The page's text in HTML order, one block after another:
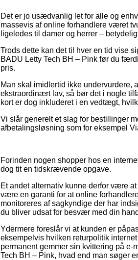
Det er jo usædvanlig let for alle og
massevis af online forhandlere været
ligeledes til damer og herrer –
Trods dette kan det til hver en tid vise
BADU Letty Tech BH – Pink før du
pris.
Man skal imidlertid ikke undervurdere,
ekstraordinært lav, så bør det i nogle
kort er dog inkluderet i en vedtægt,
Vi slår generelt et slag for bestillinger
afbetalingsløsning som for eksempel
Forinden nogen shopper hos en
dog tit en tidskrævende opgave.
Et andet alternativ kunne derfor være
være en garanti for at online
monitoreres af sagkyndige der har
du bliver udsat for besvær med din
Ydermere foreslår vi at kunden er
eksempelvis hvilken returpolitik
permanent gemmer sin kvittering på
Tech BH – Pink, hvad end man søger